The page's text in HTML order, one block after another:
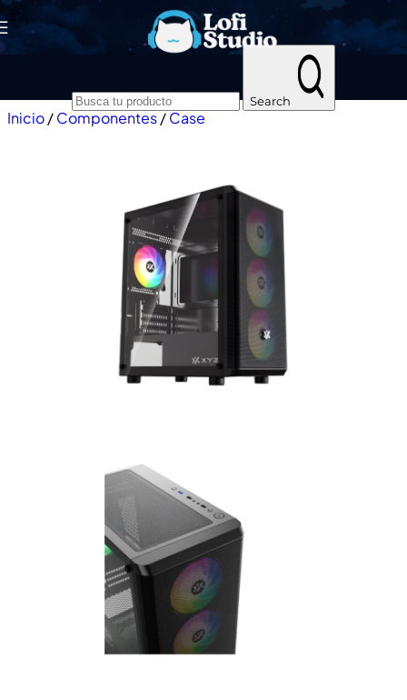
Skip to navigation Skip to main content
Search
Inicio/Componentes/Case